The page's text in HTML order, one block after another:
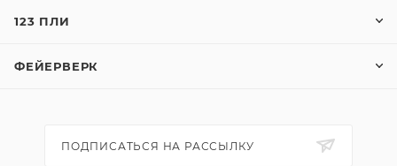
петарда Корсар 1 взрывается с оглушительным
доступной цене. Вся продукция в нашем интернет-
Цена за упаковку петард Корсар 1. В упаковке 60
123 ПЛИ
ФЕЙЕРВЕРК
ПОДПИСАТЬСЯ НА РАССЫЛКУ